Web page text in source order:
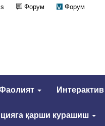
Форум
Форум
қарши курашиш